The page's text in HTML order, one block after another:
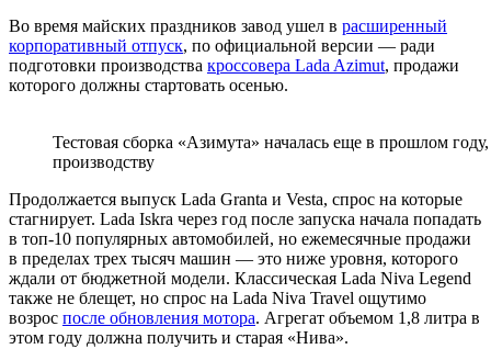
Во время майских праздников завод ушел в расширенный
корпоративный отпуск, по официальной версии — ради
подготовки производства кроссовера Lada Azimut, продажи
которого должны стартовать осенью.
Тестовая сборка «Азимута» началась еще в прошлом
производству
Продолжается выпуск Lada Granta и Vesta, спрос на которые
стагнирует. Lada Iskra через год после запуска начала попадать
в топ-10 популярных автомобилей, но ежемесячные продажи
в пределах трех тысяч машин — это ниже уровня, которого
ждали от бюджетной модели. Классическая Lada Niva Legend
также не блещет, но спрос на Lada Niva Travel ощутимо
возрос после обновления мотора. Агрегат объемом 1,8 литра в
этом году должна получить и старая «Нива».